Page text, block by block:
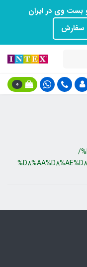
بست وی در ایران
0
/